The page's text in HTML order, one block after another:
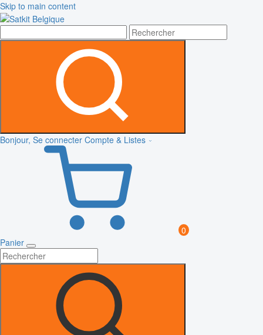
Skip to main content
Bonjour, Se connecter Compte & Listes
0
Panier